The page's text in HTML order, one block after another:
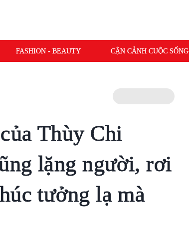
FASHION - BEAUTY CẬN CẢNH CUỘC SỐNG
Thùy Chi
lặng người, rơi
tưởng lạ mà